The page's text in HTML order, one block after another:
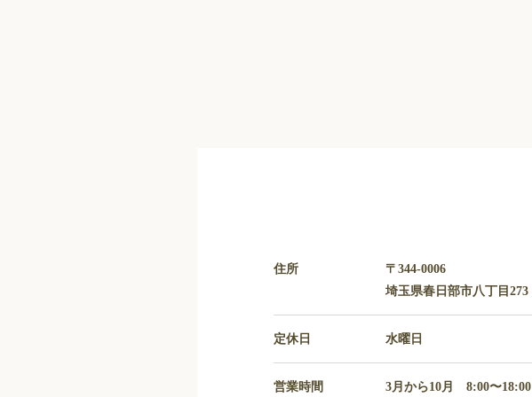
住所
〒344-0006
埼玉県春日部市八丁目273
定休日 水曜日
営業時間 3月から10月 8:00〜18:00